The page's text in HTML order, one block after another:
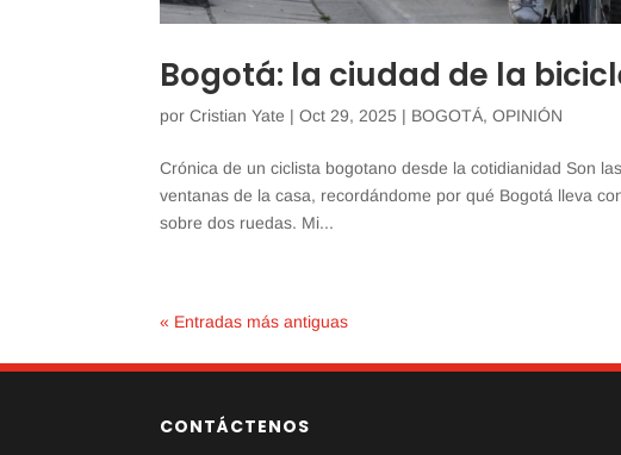
Bogotá: la ciudad de la
porCristian Yate |Oct 29, 2025 | BOGOTÁ,OPINIÓN
Crónica de un ciclista bogotano desde la cotidianidad Son
ventanas de la casa, recordándome por qué Bogotá lleva
sobre dos ruedas. Mi...
« Entradas más antiguas
CONTÁCTENOS